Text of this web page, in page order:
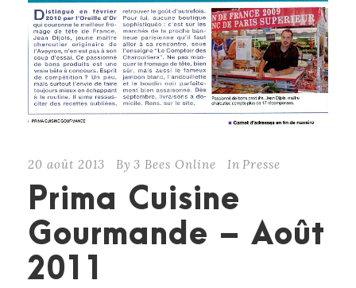
20 août 2013 By 3 Bees Online In Presse
Prima Cuisine
Gourmande – Août
2011